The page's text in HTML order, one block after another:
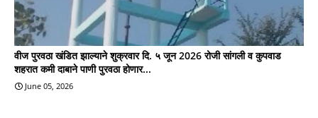
वीज पुरवठा खंडित झाल्याने शुक्रवार दि. ५ जून 2026 रोजी सांगली व कुपवाड
शहरात कमी दाबाने पाणी पुरवठा होणार...
June 05, 2026